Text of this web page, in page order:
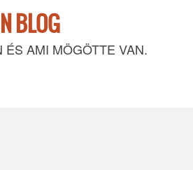
BLOG
AMI MÖGÖTTE VAN.